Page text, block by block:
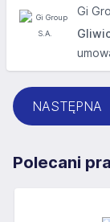
Gi
NASTĘPNA
Polecani